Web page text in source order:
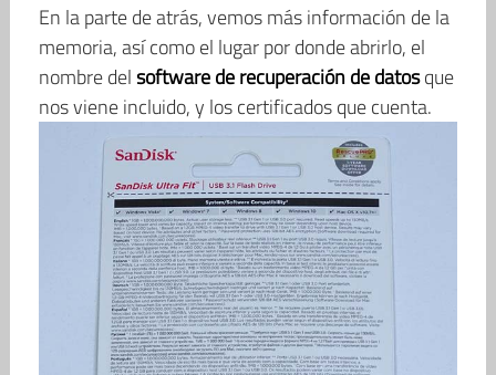
En la parte de atrás, vemos más información de la
memoria, así como el lugar por donde abrirlo, el
nombre delsoftware de recuperación de datosque
nos viene incluido, y los certificados que cuenta.